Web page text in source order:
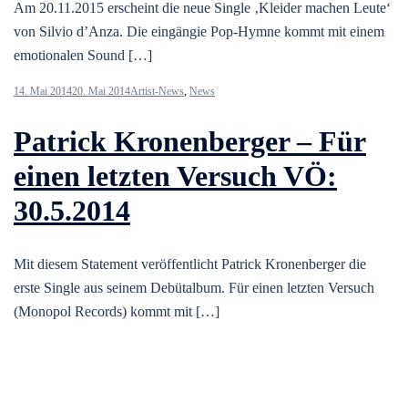
Am 20.11.2015 erscheint die neue Single ‚Kleider machen Leute‘
von Silvio d’Anza. Die eingängie Pop-Hymne kommt mit einem
emotionalen Sound […]
14. Mai 201420. Mai 2014Artist-News News
Patrick Kronenberger – Für
einen letzten Versuch VÖ:
30.5.2014
Mit diesem Statement veröffentlicht Patrick Kronenberger die
erste Single aus seinem Debütalbum. Für einen letzten Versuch
(Monopol Records) kommt mit […]